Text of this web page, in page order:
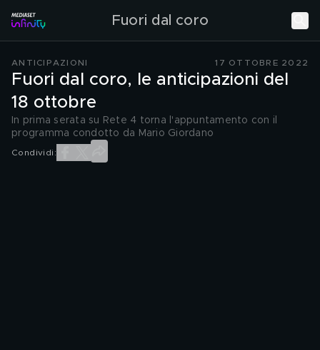
Fuori dal coro
ANTICIPAZIONI 17 OTTOBRE 2022
Fuori dal coro, le anticipazioni del
18 ottobre
In prima serata su Rete 4 torna l'appuntamento con il
programma condotto da Mario Giordano
Condividi: